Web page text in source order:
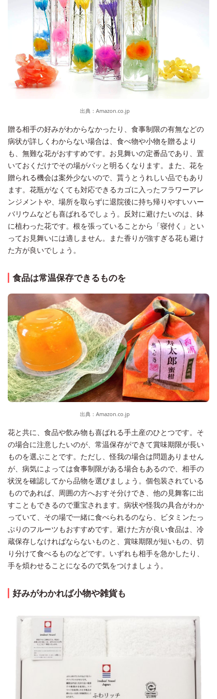
出典： Amazon.co.jp
贈る相手の好みがわからなかったり、食事制限の有無などの
病状が詳しくわからない場合は、食べ物や小物を贈るより
も、無難な花がおすすめです。お見舞いの定番品であり、置
いておくだけでその場がパッと明るくなります。また、花を
贈られる機会は案外少ないので、貰うとうれしい品でもあり
ます。花瓶がなくても対応できるカゴに入ったフラワーアレ
ンジメントや、場所を取らずに退院後に持ち帰りやすいハー
バリウムなども喜ばれるでしょう。反対に避けたいのは、鉢
に植わった花です。根を張っていることから「寝付く」とい
ってお見舞いには適しません。また香りが強すぎる花も避け
た方が良いでしょう。
食品は常温保存できるものを
出典： Amazon.co.jp
花と共に、食品や飲み物も喜ばれる手土産のひとつです。そ
の場合に注意したいのが、常温保存ができて賞味期限が長い
ものを選ぶことです。ただし、怪我の場合は問題ありません
が、病気によっては食事制限がある場合もあるので、相手の
状況を確認してから品物を選びましょう。個包装されている
ものであれば、周囲の方へおすそ分けでき、他の見舞客に出
すこともできるので重宝されます。病状や怪我の具合がわか
っていて、その場で一緒に食べられるのなら、ビタミンたっ
ぷりのフルーツもおすすめです。避けた方が良い食品は、冷
蔵保存しなければならないものと、賞味期限が短いもの、切
り分けて食べるものなどです。いずれも相手を急かしたり、
手を煩わせることになるので気をつけましょう。
好みがわかれば小物や雑貨も